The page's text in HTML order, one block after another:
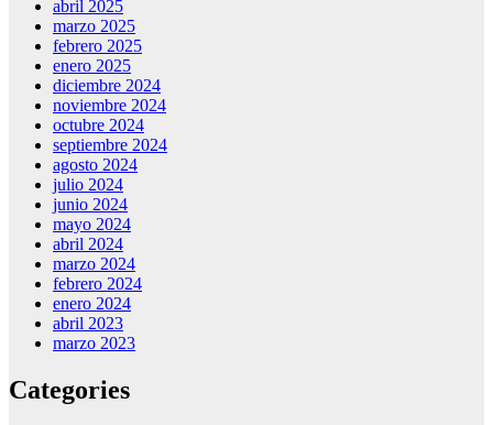
abril 2025
marzo 2025
febrero 2025
enero 2025
diciembre 2024
noviembre 2024
octubre 2024
septiembre 2024
agosto 2024
julio 2024
junio 2024
mayo 2024
abril 2024
marzo 2024
febrero 2024
enero 2024
abril 2023
marzo 2023
Categories